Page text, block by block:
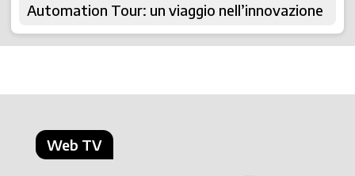
Automation Tour: un viaggio nell’innovazione
Web TV